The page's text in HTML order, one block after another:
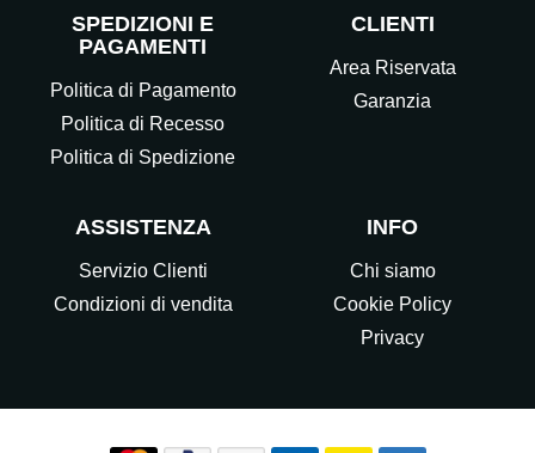
SPEDIZIONI E
PAGAMENTI
Politica di Pagamento
Politica di Recesso
Politica di Spedizione
CLIENTI
Area Riservata
Garanzia
ASSISTENZA
Servizio Clienti
Condizioni di vendita
INFO
Chi siamo
Cookie Policy
Privacy